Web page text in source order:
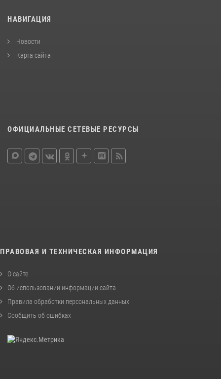
НАВИГАЦИЯ
Новости
Карта сайта
ОФИЦИАЛЬНЫЕ СЕТЕВЫЕ РЕСУРСЫ
ПРАВОВАЯ И ТЕХНИЧЕСКАЯ ИНФОРМАЦИЯ
О сайте
Об использовании информации сайта
Правила обработки персональных данных
Сообщить об ошибках